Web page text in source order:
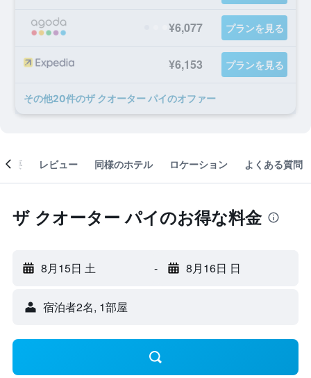
¥6,077 プランを見る
¥6,153 プランを見る
​その他20​件のザ クオーター パイのオファー
概要 レビュー 同様のホテル ロケーション よくある質問
ザ クオーター パイのお得な料金
8月15日 土 - 8月16日 日
宿泊者2名, 1​部屋